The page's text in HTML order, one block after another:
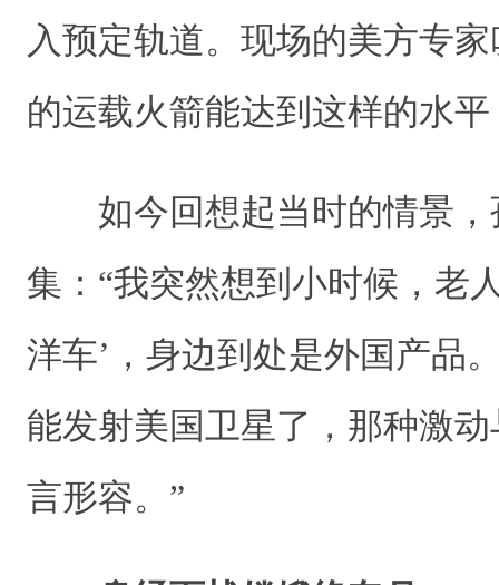
入预定轨道。现场的美方专
的运载火箭能达到这样的水
如今回想起当时的情景，
集：“我突然想到小时候，老
洋车’，身边到处是外国产品
能发射美国卫星了，那种激
言形容。”